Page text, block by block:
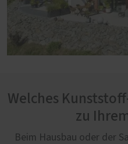
Welches
zu
Beim Hausbau oder der